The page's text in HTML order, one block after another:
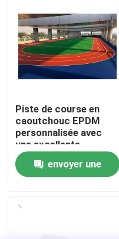
Visite de l'usine
Contrôle de qualité
Nous contacter
Nouvelles
Piste de course en
caoutchouc EPDM
personnalisée avec
une excellente
absorption des chocs
et une résistance aux
UV
envoyer une